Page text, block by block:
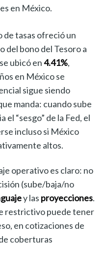
en México.
de tasas ofreció un
del bono del Tesoro a
ubicó en4.41%,
en México se
sigue siendo
manda: cuando sube
el “sesgo” de la Fed, el
incluso si México
altos.
operativo es claro: no
(sube/baja/no
y las proyecciones.
restrictivo puede tener
en cotizaciones de
coberturas